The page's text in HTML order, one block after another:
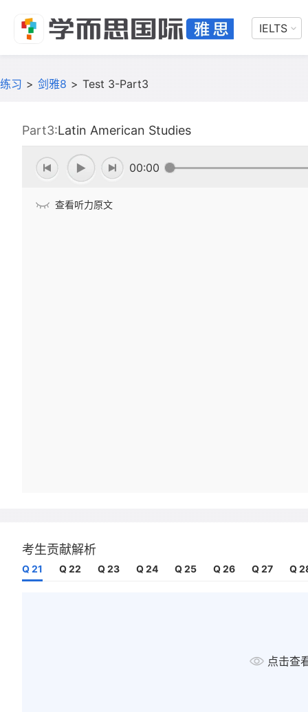
IELTS
练习 > 剑雅8 > Test 3-Part3
Part3:Latin American Studies
00:00
查看听力原文
考生贡献解析
Q 21 Q 22 Q 23 Q 24 Q 25 Q 26 Q 27 Q
点击查